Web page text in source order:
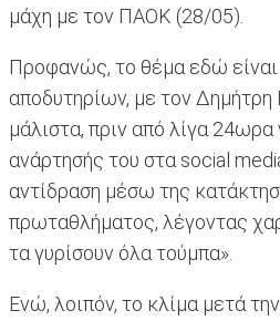
μάχη με τον ΠΑΟΚ (28/05).
Προφανώς, το θέμα εδώ
αποδυτηρίων, με τον Δημήτρη
μάλιστα, πριν από λίγα
ανάρτησής του στα social
αντίδραση μέσω της
πρωταθλήματος, λέγοντας
τα γυρίσουν όλα τούμπα».
Ενώ, λοιπόν, το κλίμα μετά